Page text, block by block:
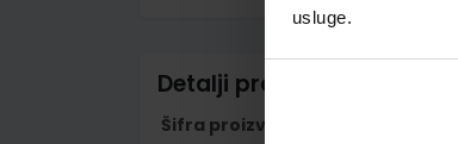
usluge.
Detalji proizvoda
Šifra proizvoda